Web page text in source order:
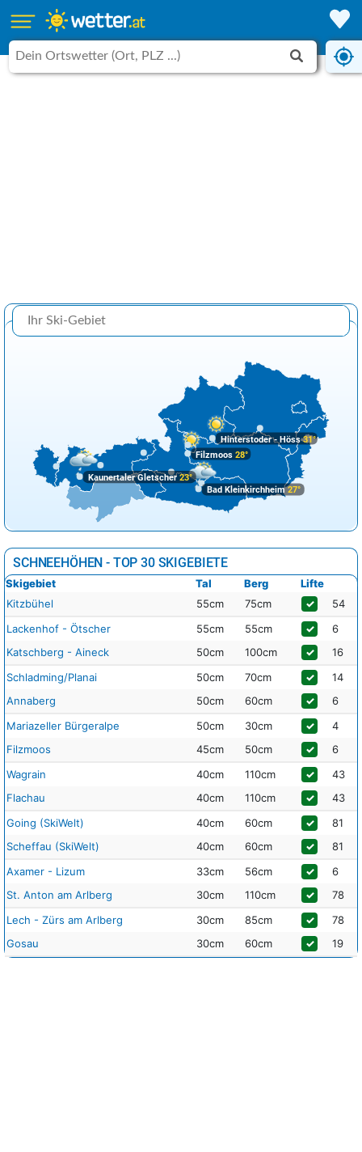
Filzmoos 28°
Kaunertaler Gletscher23°
Hinterstoder - Höss31°
Bad Kleinkirchheim27°
SCHNEEHÖHEN - TOP 30 SKIGEBIETE
Skigebiet Tal Berg
Lifte
Kitzbühel
55cm 75cm ✓
54
Lackenhof - Ötscher
55cm 55cm ✓
6
Katschberg - Aineck
50cm 100cm ✓
16
Schladming/Planai
50cm 70cm ✓
14
Annaberg
50cm 60cm ✓
6
Mariazeller Bürgeralpe
50cm 30cm ✓
4
Filzmoos
45cm 50cm ✓
6
Wagrain
40cm 110cm ✓
43
Flachau
40cm 110cm ✓
43
Going (SkiWelt)
40cm 60cm ✓
81
Scheffau (SkiWelt)
40cm 60cm ✓
81
Axamer - Lizum
33cm 56cm ✓
6
St. Anton am Arlberg
30cm 110cm ✓
78
Lech - Zürs am Arlberg
30cm 85cm ✓
78
Gosau
30cm 60cm ✓ 19